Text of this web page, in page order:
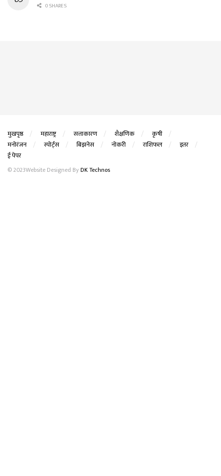
0 SHARES
मुखपृष्ठ महाराष्ट्र सत्ताकारण शैक्षणिक
कृषी
मनोरंजन
स्पोर्ट्स बिझनेस नोकरी राशिफल
इतर
ई पेपर
© 2023Website Designed ByDK Technos